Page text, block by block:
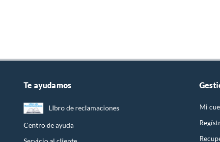
Te ayudamos
LIbro de reclamaciones
Centro de ayuda
Mi